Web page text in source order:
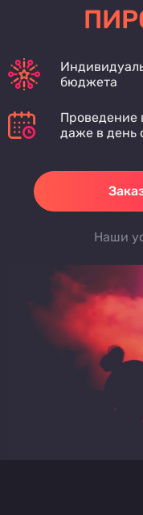
бюджета
Проведение
даже в день
Наши